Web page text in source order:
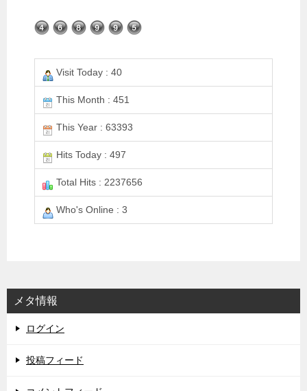
Visit Today : 40
This Month : 451
This Year : 63393
Hits Today : 497
Total Hits : 2237656
Who's Online : 3
メタ情報
ログイン
投稿フィード